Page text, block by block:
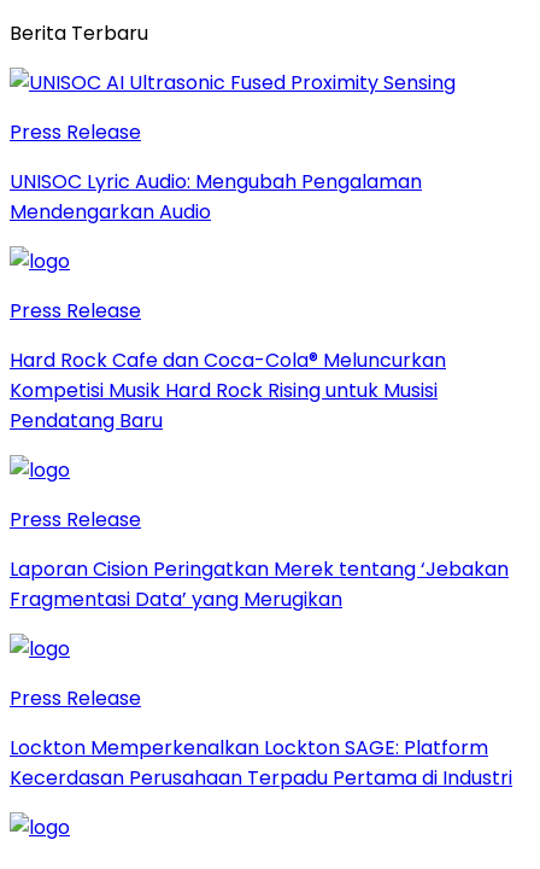
Berita Terbaru
Press Release
UNISOC Lyric Audio: Mengubah Pengalaman
Mendengarkan Audio
Press Release
Hard Rock Cafe dan Coca-Cola® Meluncurkan
Kompetisi Musik Hard Rock Rising untuk Musisi
Pendatang Baru
Press Release
Laporan Cision Peringatkan Merek tentang ‘Jebakan
Fragmentasi Data’ yang Merugikan
Press Release
Lockton Memperkenalkan Lockton SAGE: Platform
Kecerdasan Perusahaan Terpadu Pertama di Industri